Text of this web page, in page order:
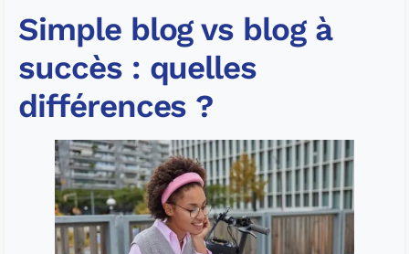
Simple blog vs blog à
succès : quelles
différences ?